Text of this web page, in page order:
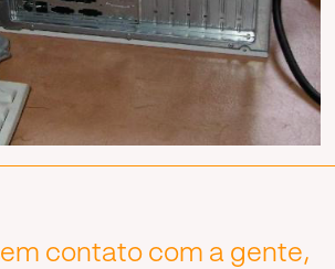
contato com a gente,